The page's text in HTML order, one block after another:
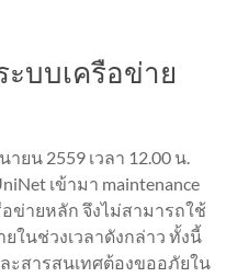
บบเครือข่าย
ยน 2559 เวลา 12.00 น.
เข้ามา maintenance
ข่ายหลัก จึงไม่สามารถใช้
ยในช่วงเวลาดังกล่าว ทั้งนี้
ะสารสนเทศต้องขออภัยใน